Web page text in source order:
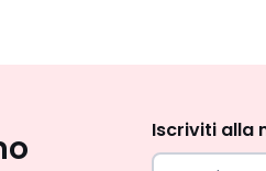
Iscriviti alla